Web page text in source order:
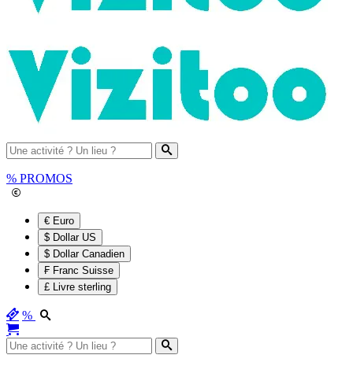
% PROMOS
€ Euro
$ Dollar US
$ Dollar Canadien
₣ Franc Suisse
£ Livre sterling
%